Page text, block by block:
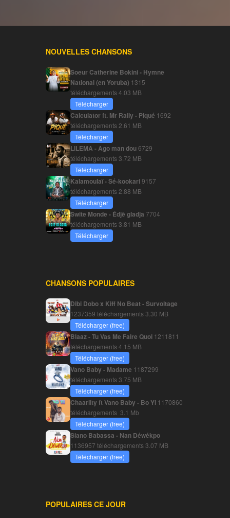
NOUVELLES CHANSONS
Soeur Catherine Bokini - Hymne
National (en Yoruba) 1315
téléchargements4.03 MB
Télécharger
Calculator ft. Mr Rally - Piqué 1692
téléchargements 2.61 MB
Télécharger
LILEMA - Ago man dou6729
téléchargements3.72 MB
Télécharger
Kalamoulaï - Sé-kookari9157
téléchargements 2.88 MB
Télécharger
Swite Monde - Édjè gladja 7704
téléchargements3.81 MB
Télécharger
CHANSONS POPULAIRES
Dibi Dobo x Kiff No Beat - Survoltage
1237359 téléchargements3.30 MB
Télécharger (free)
Blaaz - Tu Vas Me Faire Quoi 1211811
téléchargements4.15 MB
Télécharger (free)
Vano Baby - Madame 1187299
téléchargements3.75 MB
Télécharger (free)
Chaarlity ft Vano Baby - Bo Yi 1170860
téléchargements 3.1 Mb
Télécharger (free)
Siano Babassa - Nan Déwékpo
1136957 téléchargements3.07 MB
Télécharger (free)
POPULAIRES CE JOUR